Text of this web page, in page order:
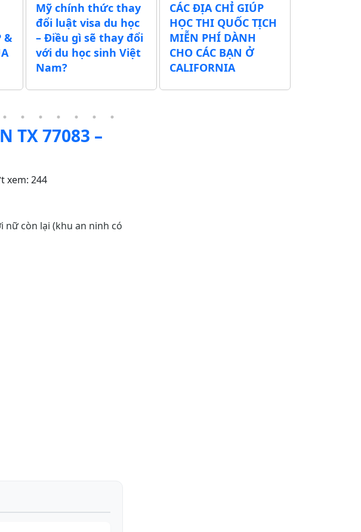
&
Mỹ chính thức thay
đổi luật visa du học
– Điều gì sẽ thay đổi
với du học sinh Việt
Nam?
CÁC ĐỊA CHỈ GIÚP
HỌC THI QUỐC TỊCH
MIỄN PHÍ DÀNH
CHO CÁC BẠN Ở
CALIFORNIA
TX 77083 –
xem: 244
nữ còn lại (khu an ninh có